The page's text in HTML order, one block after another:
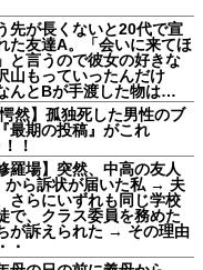
先が長くないと20代で宣
た友達A。「会いに来てほ
と言うので彼女の好きな
山もっていったんだけ
んとBが手渡した物は…
愕然】孤独死した男性のブ
最期の投稿』がこれ
！
羅場】突然、中高の友人
から訴状が届いた私 → 夫
さらにいずれも同じ学校
で、クラス委員を務めた
が訴えられた → その理由
・